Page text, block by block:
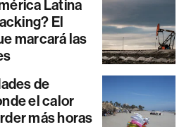
Latina
El
marcará las
de
el calor
más horas